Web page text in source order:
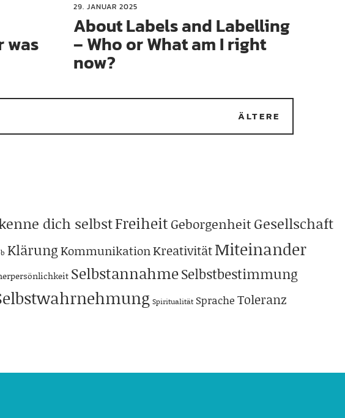
was
29. JANUAR 2025
About Labels and Labelling
– Who or What am I right
now?
ÄLTERE
dich selbstFreiheit Geborgenheit Gesellschaft
KlärungKommunikationKreativitätMiteinander
SelbstannahmeSelbstbestimmung
Spiritualität Sprache Toleranz